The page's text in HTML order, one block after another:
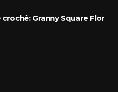
Granny Square Flor